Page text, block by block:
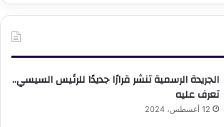
الجريدة الرسمية تنشر قرارًا جديدًا للرئيس السيسي..
تعرف عليه
12 أغسطس، 2024